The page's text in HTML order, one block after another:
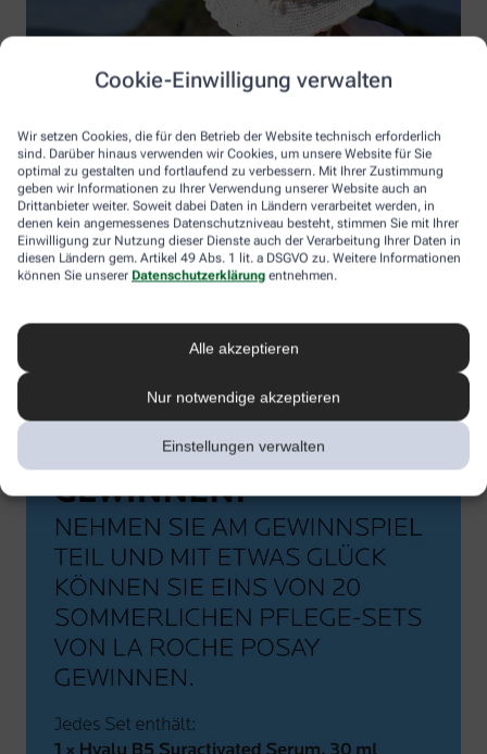
Cookie-Einwilligung verwalten
Wir setzen Cookies, die für den Betrieb der Website technisch erforderlich
sind. Darüber hinaus verwenden wir Cookies, um unsere Website für Sie
optimal zu gestalten und fortlaufend zu verbessern. Mit Ihrer Zustimmung
geben wir Informationen zu Ihrer Verwendung unserer Website auch an
Drittanbieter weiter. Soweit dabei Daten in Ländern verarbeitet werden, in
denen kein angemessenes Datenschutzniveau besteht, stimmen Sie mit Ihrer
Einwilligung zur Nutzung dieser Dienste auch der Verarbeitung Ihrer Daten in
diesen Ländern gem. Artikel 49 Abs. 1 lit. a DSGVO zu. Weitere Informationen
können Sie unserer Datenschutzerklärung entnehmen.
Alle akzeptieren
Nur notwendige akzeptieren
Einstellungen verwalten